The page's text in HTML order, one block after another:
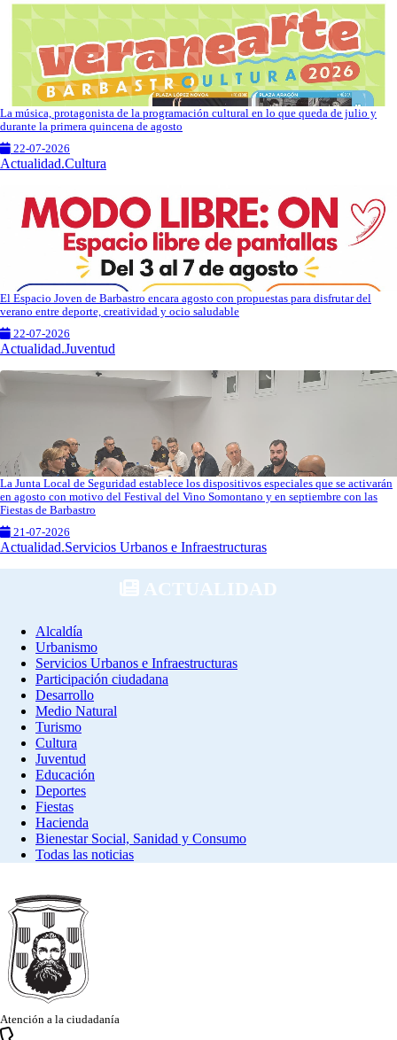
La música, protagonista de la programación cultural en lo que queda de julio y
durante la primera quincena de agosto
22-07-2026
Actualidad.Cultura
El Espacio Joven de Barbastro encara agosto con propuestas para disfrutar del
verano entre deporte, creatividad y ocio saludable
22-07-2026
Actualidad.Juventud
La Junta Local de Seguridad establece los dispositivos especiales que se activarán
en agosto con motivo del Festival del Vino Somontano y en septiembre con las
Fiestas de Barbastro
21-07-2026
Actualidad.Servicios Urbanos e Infraestructuras
ACTUALIDAD
Alcaldía
Urbanismo
Servicios Urbanos e Infraestructuras
Participación ciudadana
Desarrollo
Medio Natural
Turismo
Cultura
Juventud
Educación
Deportes
Fiestas
Hacienda
Bienestar Social, Sanidad y Consumo
Todas las noticias
Atención a la ciudadanía